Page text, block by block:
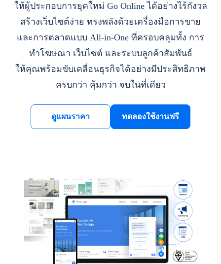
ให้ผู้ประกอบการยุคใหม่ Go Online ได้อย่างไร้กังวล
สร้างเว็บไซต์ง่าย ทรงพลังด้วยเครื่องมือการขาย
และการตลาดแบบ All-in-One ที่ครอบคลุมทั้ง การ
ทำโฆษณา เว็บไซต์ และระบบลูกค้าสัมพันธ์
ให้คุณพร้อมขับเคลื่อนธุรกิจได้อย่างมีประสิทธิภาพ
ครบกว่า คุ้มกว่า จบในที่เดียว
ดูแผนราคา ทดลองใช้งานฟรี